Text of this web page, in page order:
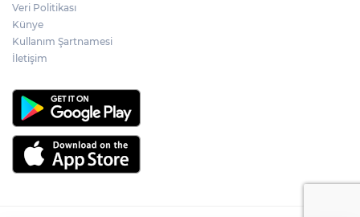
Veri Politikası
Künye
Kullanım Şartnamesi
İletişim